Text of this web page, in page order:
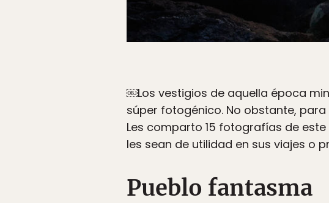
￼Los vestigios de aquella época
súper fotogénico. No obstante,
Les comparto 15 fotografías de
les sean de utilidad en sus viajes o
Pueblo fantasma